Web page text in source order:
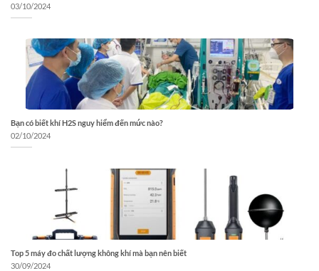
03/10/2024
Bạn có biết khí H2S nguy hiểm đến mức nào?
02/10/2024
Top 5 máy đo chất lượng không khí mà bạn nên biết
30/09/2024